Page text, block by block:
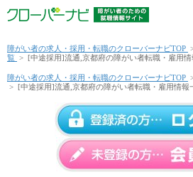
障がい者の求人・採用・転職のクローバーナビTOP
覧 > [中途採用]流通,京都府の障がい者転職・雇用
障がい者の求人・採用・転職のクローバーナビTOP
> [中途採用]流通,京都府の障がい者転職・雇用情報